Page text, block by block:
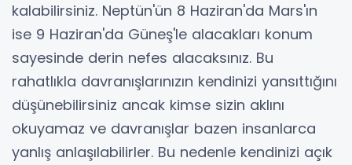
kalabilirsiniz. Neptün'ün 8 Haziran'da Mars'ın
ise 9 Haziran'da Güneş'le alacakları konum
sayesinde derin nefes alacaksınız. Bu
rahatlıkla davranışlarınızın kendinizi yansıttığını
düşünebilirsiniz ancak kimse sizin aklını
okuyamaz ve davranışlar bazen insanlarca
yanlış anlaşılabilirler. Bu nedenle kendinizi açık